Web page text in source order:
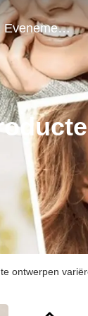
Evenementen
ontwerpen